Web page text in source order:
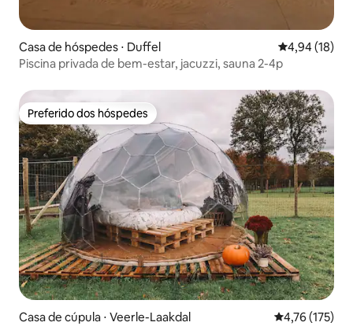
Casa de hóspedes ⋅ Duffel 4,94 de uma
4,94 (18)
Piscina privada de bem-estar, jacuzzi, sauna 2-4p
Preferido dos hóspedes
Preferido dos hóspedes
Casa de cúpula ⋅ Veerle-Laakdal 4,76 de uma
4,76 (175)